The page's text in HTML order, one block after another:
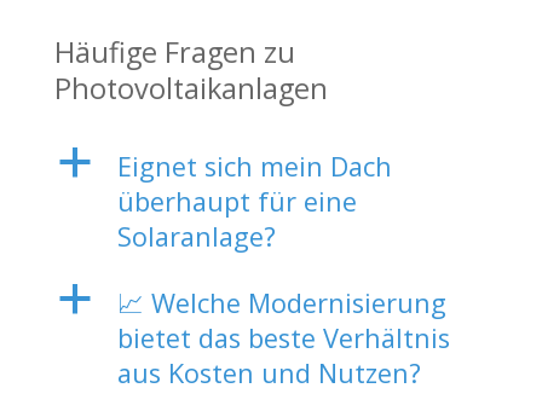
Häufige Fragen zu
Photovoltaikanlagen
a
Eignet sich mein Dach
überhaupt für eine
Solaranlage?
a
📈 Welche Modernisierung
bietet das beste Verhältnis
aus Kosten und Nutzen?